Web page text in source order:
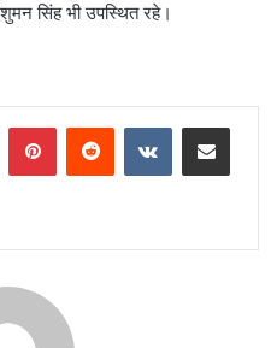
सिंह भी उपस्थित रहे।
PinterestReddit VKontakteShare via Email